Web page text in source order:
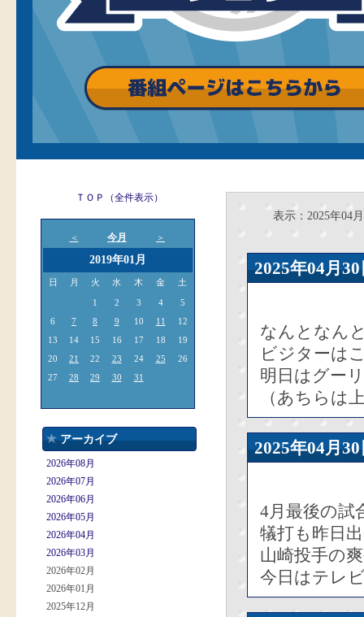
ＴＯＰ（全件表示）
＜ 今月 ＞
2019年01月
日 月 火 水 木 金 土
1 2 3 4
5
6
7 8 9 10 11
12
13
14 15 16 17 18
19
20
21 22 23 24 25
26
27
28 29 30 31
アーカイブ
2026年08月
2026年07月
2026年06月
2026年05月
2026年04月
2026年03月
2026年02月
2026年01月
2025年12月
表示：2025年04月
2025年04
なんとなん
ビジターは
明日はグー
（あちらは
2025年04
4月最後の試
犠打も昨日
山崎投手の
今日はテレ